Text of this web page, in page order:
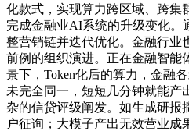
化款式，实现算力跨区域、跨集
完成金融业AI系统的升级变化。
整营销链并迭代优化。金融行业
前例的组织演进。正在金融智能
景下，Token化后的算力，金融
未完全同一，短短几分钟就能产
杂的信贷评级阐发。如生成研报
户征询；大模子产出无效营业